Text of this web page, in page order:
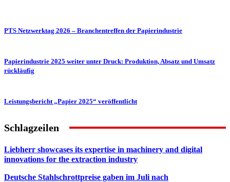
PTS Netzwerktag 2026 – Branchentreffen der Papierindustrie
Papierindustrie 2025 weiter unter Druck: Produktion, Absatz und Umsatz
rückläufig
Leistungsbericht „Papier 2025“ veröffentlicht
Schlagzeilen
Liebherr showcases its expertise in machinery and digital
innovations for the extraction industry
Deutsche Stahlschrottpreise gaben im Juli nach